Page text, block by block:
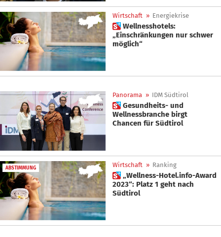
Wirtschaft » Energiekrise
 Wellnesshotels:
„Einschränkungen nur schwer
möglich“
Panorama » IDM Südtirol
 Gesundheits- und
Wellnessbranche birgt
Chancen für Südtirol
ABSTIMMUNG Wirtschaft » Ranking
 „Wellness-Hotel.info-Award
2023“: Platz 1 geht nach
Südtirol